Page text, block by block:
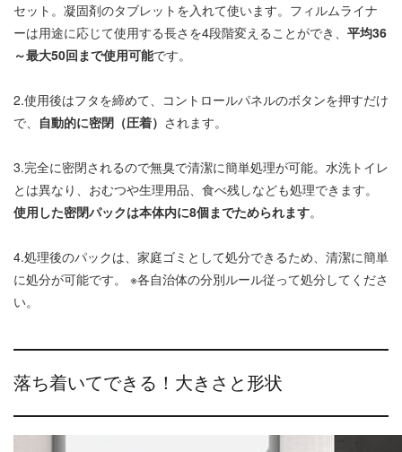
セット。凝固剤のタブレットを入れて使います。フィルムライナ
ーは用途に応じて使用する長さを4段階変えることができ、 平均36
～最大50回まで使用可能です。
2.使用後はフタを締めて、コントロールパネルのボタンを押すだけ
で、 自動的に密閉（圧着） されます。
3.完全に密閉されるので無臭で清潔に簡単処理が可能。水洗トイレ
とは異なり、おむつや生理用品、食べ残しなども処理できます。
使用した密閉パックは本体内に8個までためられます。
4.処理後のパックは、家庭ゴミとして処分できるため、清潔に簡単
に処分が可能です。 ※各自治体の分別ルール従って処分してくださ
い。
落ち着いてできる！大きさと形状